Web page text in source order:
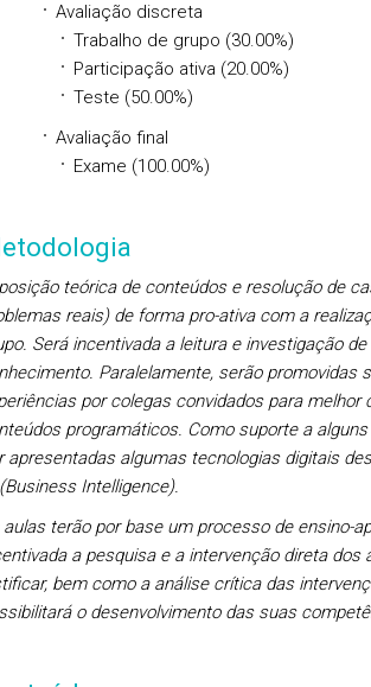
Avaliação discreta
Trabalho de grupo (30.00%)
Participação ativa (20.00%)
Teste (50.00%)
Avaliação final
Exame (100.00%)
teórica de conteúdos e resolução de
reais) de forma pro-ativa com a
Será incentivada a leitura e investigação
Paralelamente, serão promovidas
por colegas convidados para melhor
programáticos. Como suporte a
apresentadas algumas tecnologias digitais
Intelligence).
aulas terão por base um processo de ensino-
a pesquisa e a intervenção direta dos
bem como a análise crítica das
o desenvolvimento das suas